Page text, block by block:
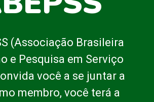
(Associação Brasileira
e Pesquisa em Serviço
você a se juntar a
membro, você terá a